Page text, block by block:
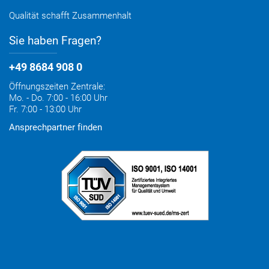
Qualität schafft Zusammenhalt
Sie haben Fragen?
+49 8684 908 0
Öffnungszeiten Zentrale:
Mo. - Do. 7:00 - 16:00 Uhr
Fr. 7:00 - 13:00 Uhr
Ansprechpartner finden